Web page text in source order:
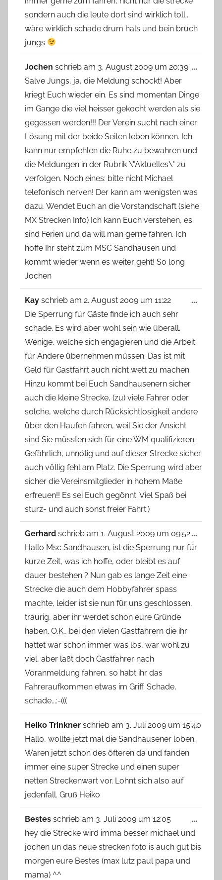
sondern auch die leute dort sind wirklich toll...
wäre wirklich schade drum hals und bein bruch
jungs
Jochen schrieb am 3. August 2009 um 20:39
Salve Jungs, ja, die Meldung schockt! Aber
kriegt Euch wieder ein. Es sind momentan Dinge
im Gange die viel heisser gekocht werden als sie
gegessen werden!!! Der Verein sucht nach einer
Lösung mit der beide Seiten leben können. Ich
kann nur empfehlen die Ruhe zu bewahren und
die Meldungen in der Rubrik \"Aktuelles\" zu
verfolgen. Noch eines: bitte nicht Michael
telefonisch nerven! Der kann am wenigsten was
dazu. Wendet Euch an die Vorstandschaft (siehe
MX Strecken Info) Ich kann Euch verstehen, es
sind Ferien und da will man gerne fahren. Ich
hoffe Ihr steht zum MSC Sandhausen und
kommt wieder wenn es weiter geht! So long
Jochen
...
ein-/
Kay schrieb am 2. August 2009 um 11:22
Die Sperrung für Gäste finde ich auch sehr
schade. Es wird aber wohl sein wie überall.
Wenige, welche sich engagieren und die Arbeit
für Andere übernehmen müssen. Das ist mit
Geld für Gastfahrt auch nicht wett zu machen.
Hinzu kommt bei Euch Sandhausenern sicher
auch die kleine Strecke, (zu) viele Fahrer oder
solche, welche durch Rücksichtlosigkeit andere
über den Haufen fahren, weil Sie der Ansicht
sind Sie müssten sich für eine WM qualifizieren.
Gefährlich, unnötig und auf dieser Strecke sicher
auch völlig fehl am Platz. Die Sperrung wird aber
sicher die Vereinsmitglieder in hohem Maße
erfreuen!! Es sei Euch gegönnt. Viel Spaß bei
sturz- und auch sonst freier Fahrt:)
...
Gerhard schrieb am 1. August 2009 um 09:52
Hallo Msc Sandhausen, ist die Sperrung nur für
kurze Zeit, was ich hoffe, oder bleibt es auf
dauer bestehen ? Nun gab es lange Zeit eine
Strecke die auch dem Hobbyfahrer spass
machte, leider ist sie nun für uns geschlossen,
traurig, aber ihr werdet schon eure Gründe
haben. O.K., bei den vielen Gastfahrern die ihr
hattet war schon immer was los, war wohl zu
viel, aber laßt doch Gastfahrer nach
Voranmeldung fahren, so habt ihr das
Fahreraufkommen etwas im Griff. Schade,
schade...:-(((
...
Heiko Trinkner schrieb am 3. Juli 2009 um 15:40
Hallo, wollte jetzt mal die Sandhausener loben.
Waren jetzt schon des öfteren da und fanden
immer eine super Strecke und einen super
netten Streckenwart vor. Lohnt sich also auf
jedenfall. Gruß Heiko
...Diese
Bestes schrieb am 3. Juli 2009 um 12:05
hey die Strecke wird imma besser michael und
jochen un das neue strecken foto is auch gut bis
morgen eure Bestes (max lutz paul papa und
mama) ^^
...
ein-/